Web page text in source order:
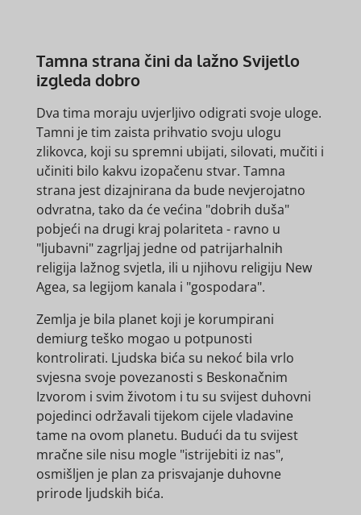
Tamna strana čini da lažno Svijetlo
izgleda dobro
Dva tima moraju uvjerljivo odigrati svoje uloge.
Tamni je tim zaista prihvatio svoju ulogu
zlikovca, koji su spremni ubijati, silovati, mučiti i
učiniti bilo kakvu izopačenu stvar. Tamna
strana jest dizajnirana da bude nevjerojatno
odvratna, tako da će većina "dobrih duša"
pobjeći na drugi kraj polariteta - ravno u
"ljubavni" zagrljaj jedne od patrijarhalnih
religija lažnog svjetla, ili u njihovu religiju New
Agea, sa legijom kanala i "gospodara".
Zemlja je bila planet koji je korumpirani
demiurg teško mogao u potpunosti
kontrolirati. Ljudska bića su nekoć bila vrlo
svjesna svoje povezanosti s Beskonačnim
Izvorom i svim životom i tu su svijest duhovni
pojedinci održavali tijekom cijele vladavine
tame na ovom planetu. Budući da tu svijest
mračne sile nisu mogle "istrijebiti iz nas",
osmišljen je plan za prisvajanje duhovne
prirode ljudskih bića.